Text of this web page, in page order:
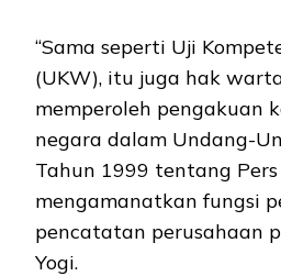
“Sama seperti Uji
(UKW), itu juga hak
memperoleh pengakuan
negara dalam Undang-
Tahun 1999 tentang
mengamanatkan fungsi
pencatatan perusahaan
Yogi.